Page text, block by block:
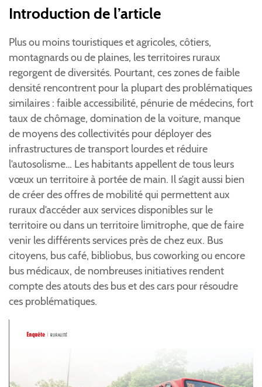
Introduction de l’article
Plus ou moins touristiques et agricoles, côtiers,
montagnards ou de plaines, les territoires ruraux
regorgent de diversités. Pourtant, ces zones de faible
densité rencontrent pour la plupart des problématiques
similaires : faible accessibilité, pénurie de médecins, fort
taux de chômage, domination de la voiture, manque
de moyens des collectivités pour déployer des
infrastructures de transport lourdes et réduire
l’autosolisme… Les habitants appellent de tous leurs
vœux un territoire à portée de main. Il s’agit aussi bien
de créer des offres de mobilité qui permettent aux
ruraux d’accéder aux services disponibles sur le
territoire ou dans un territoire limitrophe, que de faire
venir les différents services près de chez eux. Bus
citoyens, bus café, bibliobus, bus coworking ou encore
bus médicaux, de nombreuses initiatives rendent
compte des atouts des bus et des cars pour résoudre
ces problématiques.